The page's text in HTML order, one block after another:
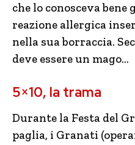
che lo conosceva
reazione allergica
nella sua borraccia.
deve essere un mago…
5×10, la trama
Durante la Festa del
paglia, i Granati